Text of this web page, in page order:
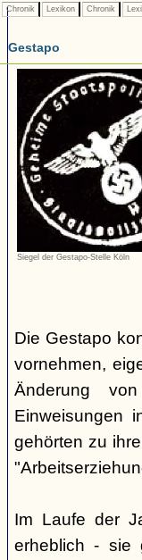
Chronik Lexikon Chronik
Gestapo
Siegel der Gestapo-Stelle Köln
Die Gestapo
vornehmen,
Änderung
Einweisungen
gehörten zu
Im Laufe der
erheblich - sie